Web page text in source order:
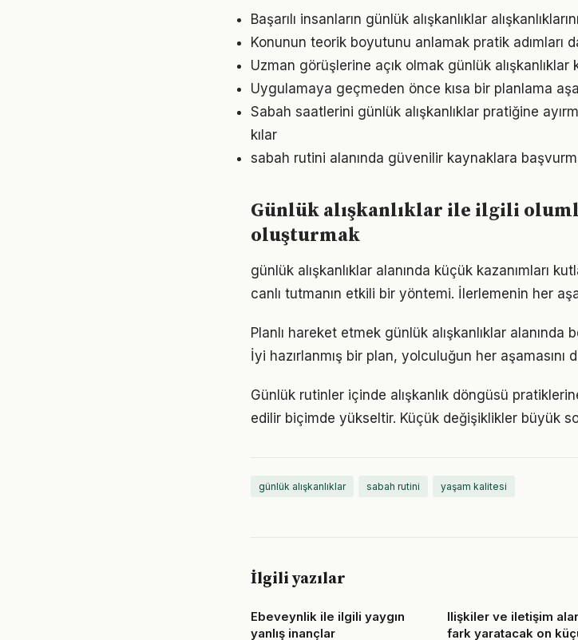
Başarılı insanların günlük alışkanlıklar
Konunun teorik boyutunu anlamak pratik adımları
Uzman görüşlerine açık olmak günlük
Uygulamaya geçmeden önce kısa bir planlama
Sabah saatlerini günlük alışkanlıklar pratiğine
kılar
sabah rutini alanında güvenilir kaynaklara
Günlük alışkanlıklar ile ilgili
oluşturmak
günlük alışkanlıklar alanında küçük kazanımları
canlı tutmanın etkili bir yöntemi. İlerlemenin her
Planlı hareket etmek günlük alışkanlıklar alanında
İyi hazırlanmış bir plan, yolculuğun her aşamasını
Günlük rutinler içinde alışkanlık döngüsü
edilir biçimde yükseltir. Küçük değişiklikler büyük
günlük alışkanlıklar sabah rutini yaşam kalitesi
İlgili yazılar
Ebeveynlik ile ilgili yaygın
yanlış inançlar
Ilişkiler ve iletişim
fark yaratacak on